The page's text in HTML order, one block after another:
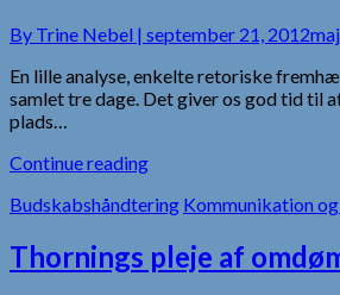
By Trine Nebel | september 21, 2012
En lille analyse, enkelte retoriske
samlet tre dage. Det giver os god tid til
plads…
Continue reading
Budskabshåndtering Kommunikation
Thornings pleje af